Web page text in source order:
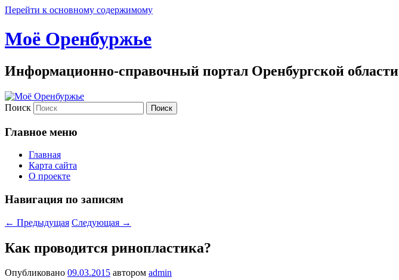
Перейти к основному содержимому
Моё Оренбуржье
Информационно-справочный портал Оренбургской области
Поиск
Главное меню
Главная
Карта сайта
О проекте
Навигация по записям
← Предыдущая Следующая →
Как проводится ринопластика?
Опубликовано 09.03.2015 автором admin